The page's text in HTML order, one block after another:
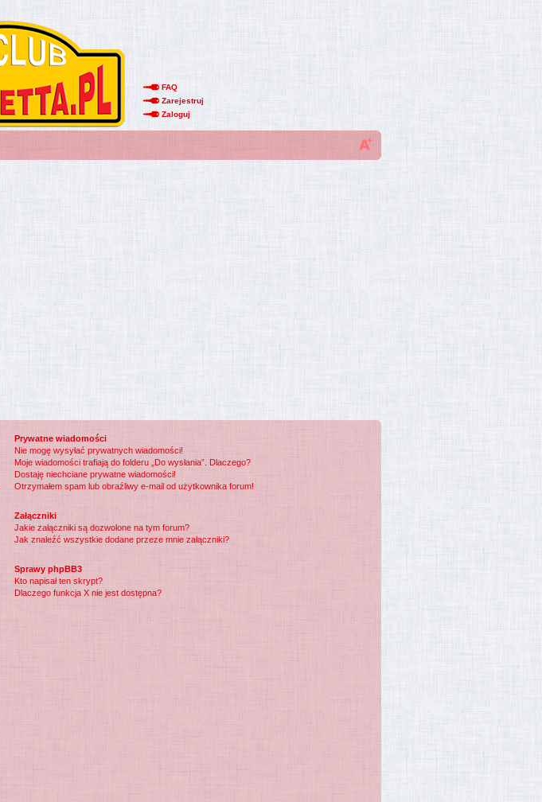
FAQ
Zarejestruj
Zaloguj
Prywatne wiadomości
Nie mogę wysyłać prywatnych wiadomości!
Moje wiadomości trafiają do folderu „Do wysłania”. Dlaczego?
Dostaję niechciane prywatne wiadomości!
Otrzymałem spam lub obraźliwy e-mail od użytkownika forum!
Załączniki
Jakie załączniki są dozwolone na tym forum?
Jak znaleźć wszystkie dodane przeze mnie załączniki?
Sprawy phpBB3
Kto napisał ten skrypt?
Dlaczego funkcja X nie jest dostępna?